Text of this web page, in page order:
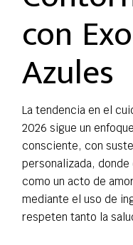
con
Azules
La tendencia en el
2026 sigue un
consciente, con
personalizada,
como un acto de
mediante el uso de
respeten tanto la